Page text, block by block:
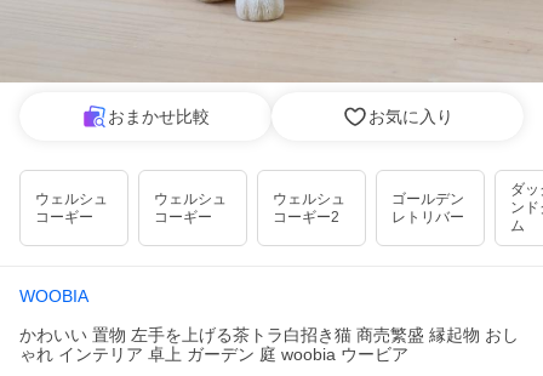
おまかせ比較 お気に入り
ウェルシュ
コーギー
ウェルシュ
コーギー
ウェルシュ
コーギー2
ゴールデン
レトリバー
ダッ
ンド
ム
WOOBIA
かわいい 置物 左手を上げる茶トラ白招き猫 商売繁盛 縁起物 おし
ゃれ インテリア 卓上 ガーデン 庭 woobia ウービア